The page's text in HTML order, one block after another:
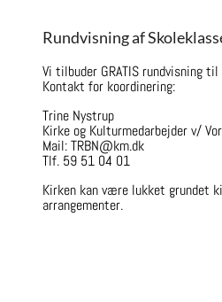
Rundvisning af
Vi tilbuder GRATIS rundvisning
Kontakt for koordinering:
Trine Nystrup
Kirke og Kulturmedarbejder v/
Mail: TRBN@km.dk
Tlf. 59 51 04 01
Kirken kan være lukket grundet
arrangementer.